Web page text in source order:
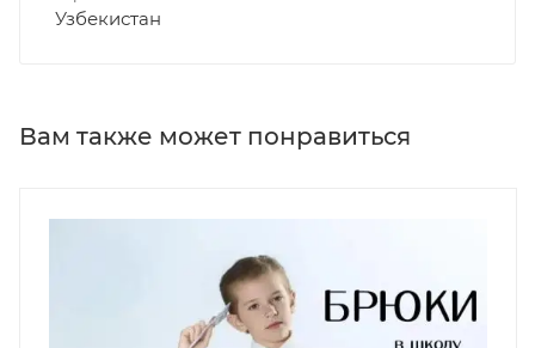
Узбекистан
Вам также может понравиться